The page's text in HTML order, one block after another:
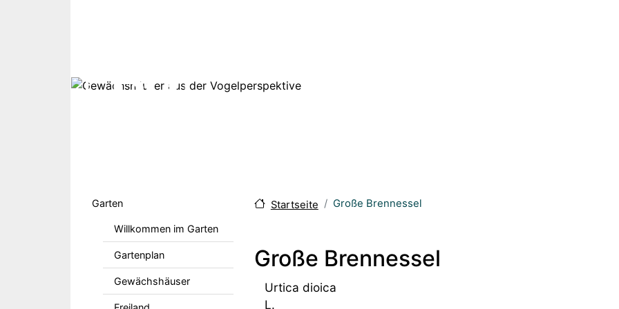
Garten
Willkommen im Garten
Gartenplan
Gewächshäuser
Startseite Große Brennessel
Große Brennessel
Urtica dioica
L.